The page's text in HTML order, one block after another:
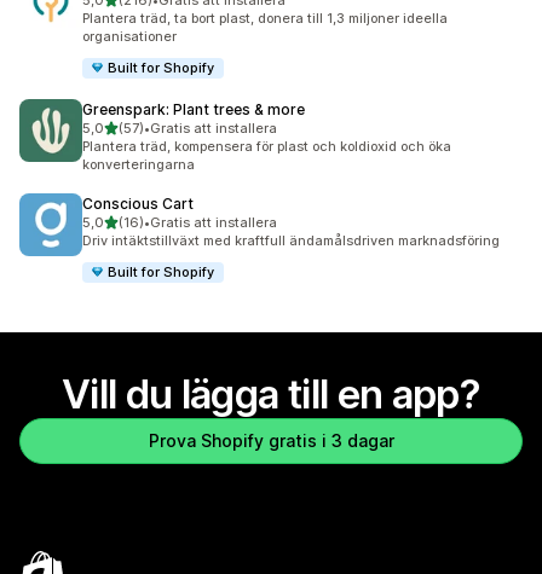
216 recensioner totalt
Plantera träd, ta bort plast, donera till 1,3 miljoner ideella
organisationer
Built for Shopify
Greenspark: Plant trees & more
5,0av 5 stjärnor
(57)
57 recensioner totalt
•Gratis att installera
Plantera träd, kompensera för plast och koldioxid och öka
konverteringarna
Conscious Cart
5,0av 5 stjärnor
(16)
16 recensioner totalt
•Gratis att installera
Driv intäktstillväxt med kraftfull ändamålsdriven marknadsföring
Built for Shopify
Vill du lägga till en app?
Prova Shopify gratis i 3 dagar